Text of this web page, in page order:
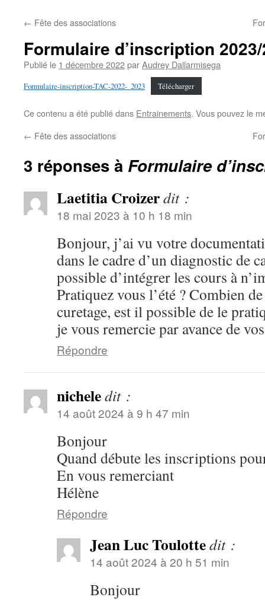
← Fête des associations
Formulaire d’inscription
Publié le 1 décembre 2022parAudrey Dallarmisega
Formulaire-inscription-TAC-2022-_2023 Télécharger
Ce contenu a été publié dans Entrainements. Vous pouvez le
← Fête des associations
3 réponses à Formulaire
Laetitia Croizerdit :
18 mai 2023 à 10 h 18 min
Bonjour, j’ai vu votre
dans le cadre d’un diagnostic de
possible d’intégrer les cours à
Pratiquez vous l’été ? Combien
curetage, est il possible de le
je vous remercie par avance de
Répondre
nicheledit :
14 août 2024 à 9 h 47 min
Bonjour
Quand débute les inscriptions
En vous remerciant
Hélène
Répondre
Jean Luc Toulottedit :
14 août 2024 à 20 h 51 min
Bonjour